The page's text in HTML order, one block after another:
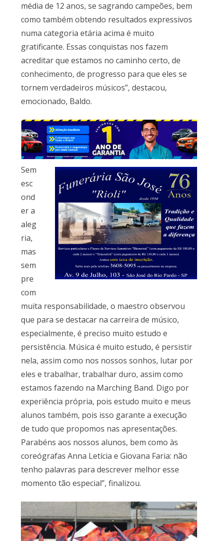
média de 12 anos, se sagrando campeões, bem
como também obtendo resultados expressivos
numa categoria etária acima é muito
gratificante. Essas conquistas nos fazem
acreditar que estamos no caminho certo, de
conhecimento, de progresso para que eles se
tornem verdadeiros músicos”, destacou,
emocionado, Baldo.
Sem
esc
ond
er a
aleg
ria,
mas
sem
pre
com
muita responsabilidade, o maestro observou
que para se destacar na carreira de músico,
especialmente, é preciso muito estudo e
persistência. Música é muito estudo, é persistir
nela, assim como nos nossos sonhos, lutar por
eles e trabalhar, trabalhar duro, assim como
estamos fazendo na Marching Band. Digo por
experiência própria, pois estudo muito e meus
alunos também, pois isso garante a execução
de tudo que propomos nas apresentações.
Parabéns aos nossos alunos, bem como às
coreógrafas Anna Letícia e Giovana Faria: não
tenho palavras para descrever melhor esse
momento tão especial”, finalizou.